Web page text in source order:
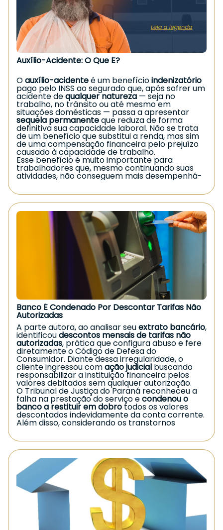
via judicial uma alternativa para
reconhecimento do direito.
Caso você esteja enfrentando situação
semelhante, procure orientação jurídica
especializada.
Garantir seus direitos é essencial.
Auxílio-Acidente: O Que É?
Oauxílio-acidenteé um benefícioindenizatório
pago pelo INSS ao segurado que, após sofrer um
acidente dequalquer natureza — seja no
trabalho, no trânsito ou até mesmo em
situações domésticas — passa a apresentar
sequela permanenteque reduza de forma
definitiva sua capacidade laboral. Não se trata
de um benefício que substitui a renda, mas sim
de uma compensação financeira pelo prejuízo
causado à capacidade de trabalho.
Esse benefício é muito importante para
trabalhadores que, mesmo continuando suas
atividades, não conseguem mais desempenhá-
las com a mesma eficiência devido às limitações
deixadas pelo acidente.
Requisitos para receber o Auxílio-
Acidente
Para ter direito ao benefício, o segurado
Ter sofrido acidente de qualquer natureza
Inclui acidentes de trabalho, domésticos, de
trânsito ou qualquer evento que gere lesão.
Apresentar redução permanente da
capacidade de trabalho
A sequela deve ser definitiva e impactar o
desempenho da atividade habitual, ainda que de
forma parcial.
📌Estar na condição de segurado do INSS na
data do acidente
É necessário manter a qualidade de segurado
no momento do evento que causou a lesão.
Valor do benefício
Oauxílio-acidentecorresponde a50% do salário
de benefícioque serviu de referência para o
auxílio por incapacidade temporária (o antigo
auxílio-doença).
📌 O pagamento émensal;
📌 O seguradopode continuar trabalhando
normalmente;
📌 O benefício émantido até a concessão da
Informação importante
Mesmo que o trabalhador recupere
parcialmente suas funções,se permanecer
qualquer sequela que reduza a capacidade
laboral, ele pode ter direito ao auxílio-acidente.
Muitas vezes o benefício é negado
administrativamente, sendo necessário buscar
a via judicial.
Banco É Condenado Por Descontar Tarifas Não
Autorizadas
A parte autora, ao analisar seuextrato bancário,
identificoudescontos mensais de tarifas não
autorizadas, prática que configura abuso e fere
diretamente o Código de Defesa do
Consumidor. Diante dessa irregularidade, o
cliente ingressou comação judicial buscando
responsabilizar a instituição financeira pelos
valores debitados sem qualquer autorização.
O Tribunal de Justiça do Paraná reconheceu a
falha na prestação do serviço econdenou o
banco a restituir em dobro todos os valores
descontados indevidamente da conta corrente.
Além disso, considerando os transtornos
de tempo útil e abalo emocional — determinou
também opagamento de indenização por
📄Autos: 0024752-61.2019.8.16.0030
Por que tarifas bancárias não
autorizadas geram direito à
reparação?